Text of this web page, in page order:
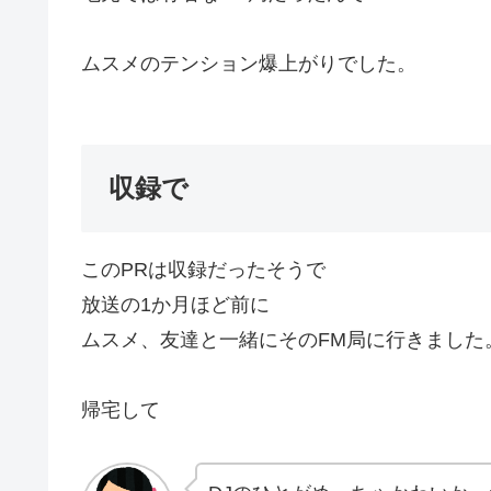
ムスメのテンション爆上がりでした。
収録で
このPRは収録だったそうで
放送の1か月ほど前に
ムスメ、友達と一緒にそのFM局に行きました
帰宅して